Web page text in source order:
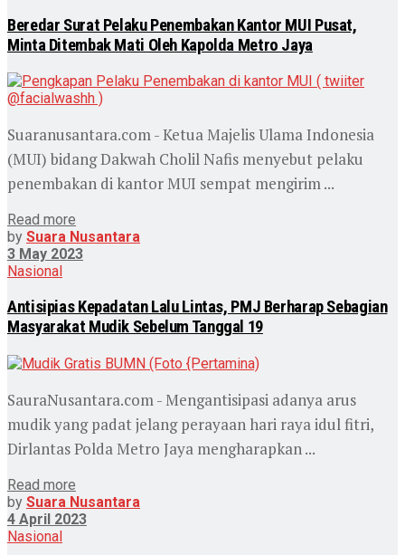
Beredar Surat Pelaku Penembakan Kantor MUI Pusat,
Minta Ditembak Mati Oleh Kapolda Metro Jaya
Suaranusantara.com - Ketua Majelis Ulama Indonesia
(MUI) bidang Dakwah Cholil Nafis menyebut pelaku
penembakan di kantor MUI sempat mengirim ...
Read more
by Suara Nusantara
3 May 2023
Nasional
Antisipias Kepadatan Lalu Lintas, PMJ Berharap Sebagian
Masyarakat Mudik Sebelum Tanggal 19
SauraNusantara.com - Mengantisipasi adanya arus
mudik yang padat jelang perayaan hari raya idul fitri,
Dirlantas Polda Metro Jaya mengharapkan ...
Read more
by Suara Nusantara
4 April 2023
Nasional